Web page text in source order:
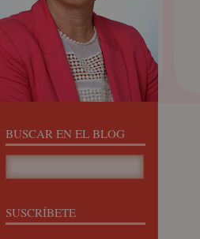
BUSCAR EN EL BLOG
SUSCRÍBETE